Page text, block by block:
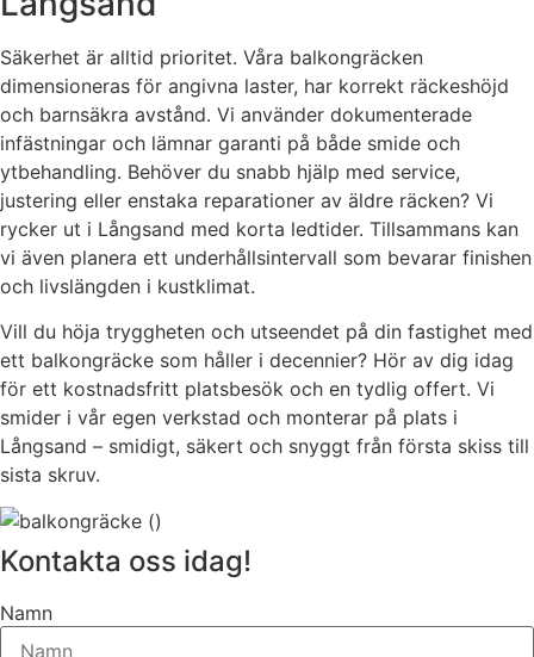
Säkerhet är alltid prioritet. Våra balkongräcken
dimensioneras för angivna laster, har korrekt räckeshöjd
och barnsäkra avstånd. Vi använder dokumenterade
infästningar och lämnar garanti på både smide och
ytbehandling. Behöver du snabb hjälp med service,
justering eller enstaka reparationer av äldre räcken? Vi
rycker ut i Långsand med korta ledtider. Tillsammans kan
vi även planera ett underhållsintervall som bevarar finishen
och livslängden i kustklimat.
Vill du höja tryggheten och utseendet på din fastighet med
ett balkongräcke som håller i decennier? Hör av dig idag
för ett kostnadsfritt platsbesök och en tydlig offert. Vi
smider i vår egen verkstad och monterar på plats i
Långsand – smidigt, säkert och snyggt från första skiss till
sista skruv.
Kontakta oss idag!
Namn